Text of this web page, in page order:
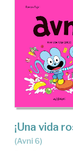
¡Una vida
(Avni 6)